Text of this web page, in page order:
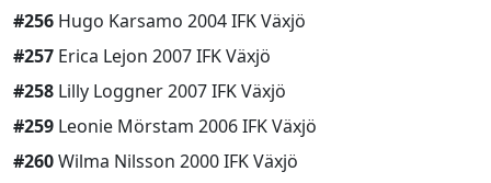
#256 Hugo Karsamo 2004 IFK Växjö
#257 Erica Lejon 2007 IFK Växjö
#258 Lilly Loggner 2007 IFK Växjö
#259 Leonie Mörstam 2006 IFK Växjö
#260Wilma Nilsson 2000 IFK Växjö